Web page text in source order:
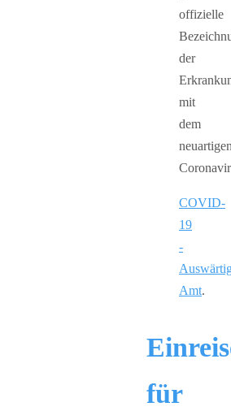
offizielle
der
mit
dem
neuartigen
COVID-
19
-
Amt.
für